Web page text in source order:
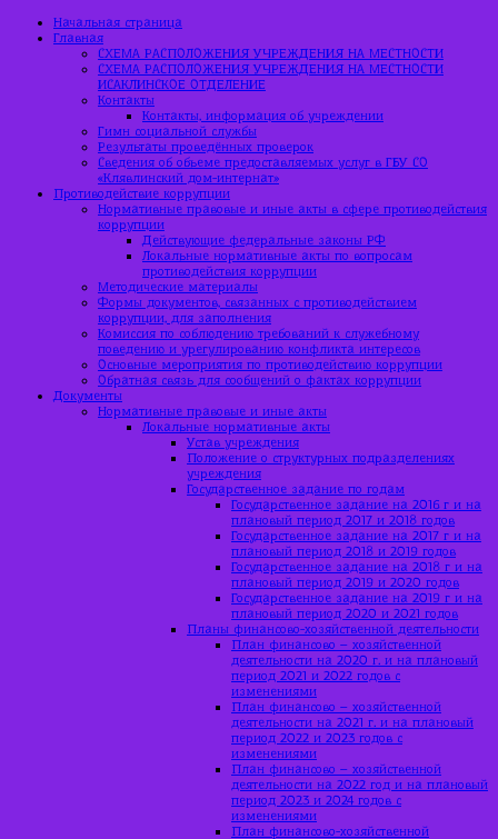
Начальная страница
Главная
СХЕМА РАСПОЛОЖЕНИЯ УЧРЕЖДЕНИЯ НА МЕСТНОСТИ
СХЕМА РАСПОЛОЖЕНИЯ УЧРЕЖДЕНИЯ НА МЕСТНОСТИ
ИСАКЛИНСКОЕ ОТДЕЛЕНИЕ
Контакты
Контакты, информация об учреждении
Гимн социальной службы
Результаты проведённых проверок
Сведения об объеме предоставляемых услуг в ГБУ СО
«Клявлинский дом-интернат»
Противодействие коррупции
Нормативные правовые и иные акты в сфере противодействия
коррупции
Действующие федеральные законы РФ
Локальные нормативные акты по вопросам
противодействия коррупции
Методические материалы
Формы документов, связанных с противодействием
коррупции, для заполнения
Комиссия по соблюдению требований к служебному
поведению и урегулированию конфликта интересов
Основные мероприятия по противодействию коррупции
Обратная связь для сообщений о фактах коррупции
Документы
Нормативные правовые и иные акты
Локальные нормативные акты
Устав учреждения
Положение о структурных подразделениях
учреждения
Государственное задание по годам
Государственное задание на 2016 г и на
плановый период 2017 и 2018 годов
Государственное задание на 2017 г и на
плановый период 2018 и 2019 годов
Государственное задание на 2018 г и на
плановый период 2019 и 2020 годов
Государственное задание на 2019 г и на
плановый период 2020 и 2021 годов
Планы финансово-хозяйственной деятельности
План финансово – хозяйственной
деятельности на 2020 г. и на плановый
период 2021 и 2022 годов с
изменениями
План финансово – хозяйственной
деятельности на 2021 г. и на плановый
период 2022 и 2023 годов с
изменениями
План финансово – хозяйственной
деятельности на 2022 год и на плановый
период 2023 и 2024 годов с
изменениями
План финансово-хозяйственной